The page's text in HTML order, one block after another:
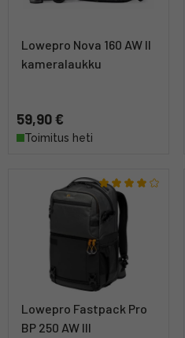
Lowepro Nova 160 AW II
kameralaukku
59,90 €
Toimitus heti
Lowepro Fastpack Pro
BP 250 AW III